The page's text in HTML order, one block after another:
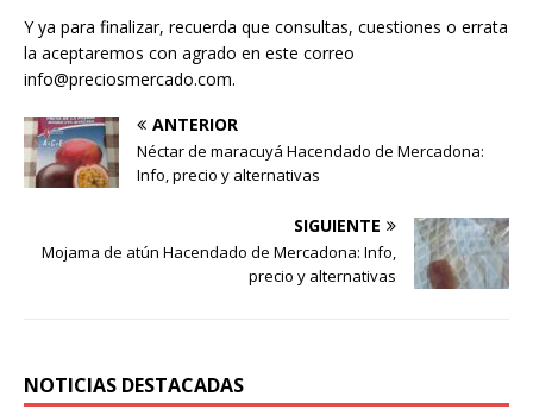
Y ya para finalizar, recuerda que consultas, cuestiones o errata
la aceptaremos con agrado en este correo
info@preciosmercado.com.
ANTERIOR
Néctar de maracuyá Hacendado de Mercadona:
Info, precio y alternativas
SIGUIENTE
Mojama de atún Hacendado de Mercadona: Info,
precio y alternativas
NOTICIAS DESTACADAS